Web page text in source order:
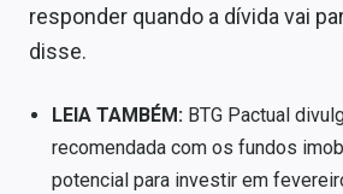
responder quando a dívida vai
disse.
LEIA TAMBÉM: BTG Pactual
recomendada com os fundos
potencial para investir em